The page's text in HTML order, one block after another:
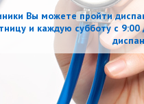
и
часов, а также
и